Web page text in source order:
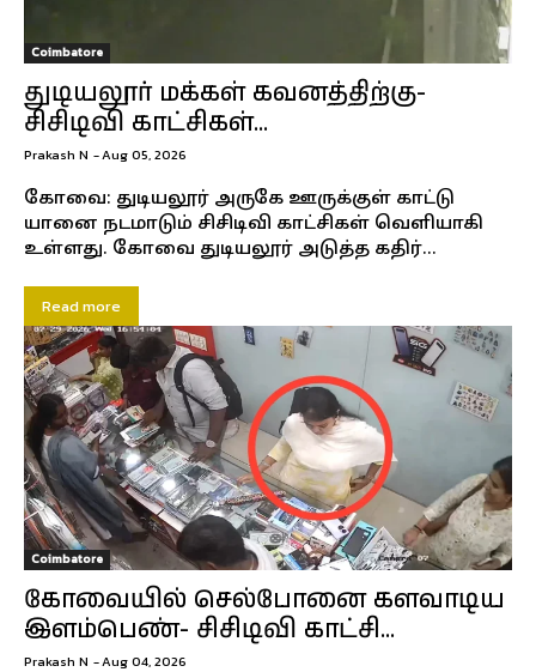
Coimbatore
துடியலூர் மக்கள் கவனத்திற்கு-
சிசிடிவி காட்சிகள்…
Prakash N -Aug 05, 2026
கோவை: துடியலூர் அருகே ஊருக்குள் காட்டு
யானை நடமாடும் சிசிடிவி காட்சிகள் வெளியாகி
உள்ளது. கோவை துடியலூர் அடுத்த கதிர்...
Read more
Coimbatore
கோவையில் செல்போனை களவாடிய
இளம்பெண்- சிசிடிவி காட்சி…
Prakash N -Aug 04, 2026